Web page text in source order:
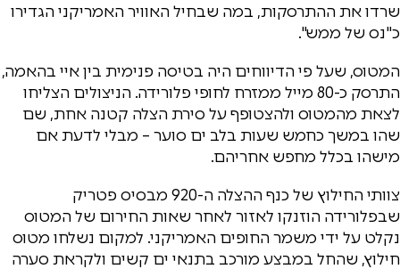
שרדו את ההתרסקות, במה שבחיל האוויר האמריקני הגדירו
כ"נס של ממש".
המטוס, שעל פי הדיווחים היה בטיסה פנימית בין איי בהאמה,
התרסק כ-80 מייל ממזרח לחופי פלורידה. הניצולים הצליחו
לצאת מהמטוס ולהצטופף על סירת הצלה קטנה אחת, שם
שהו במשך כחמש שעות בלב ים סוער – מבלי לדעת אם
מישהו בכלל מחפש אחריהם.
צוותי החילוץ של כנף ההצלה ה-920 מבסיס פטריק
שבפלורידה הוזנקו לאזור לאחר שאות החירום של המטוס
נקלט על ידי משמר החופים האמריקני. למקום נשלחו מטוס
חילוץ, שהחל במבצע מורכב בתנאי ים קשים ולקראת סערה